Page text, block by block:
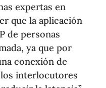
expertas en
que la aplicación
de personas
ya que por
conexión de
interlocutores